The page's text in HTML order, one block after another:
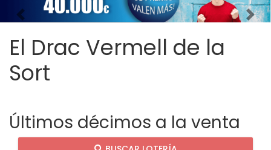
Imagen anterior
El Drac Vermell de la
Sort
Últimos décimos a la venta